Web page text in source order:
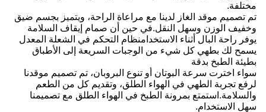
مختلفة.
تم تصميم موقد الغاز لدينا مع مراعاة الراحة، ويتميز بجسم ضيق
وخفيف الوزن وسهل النقل.في حين أن صمام إيقاف السلامة
يوفر راحة البال أثناء الاستخدامنظام التحكم في الشعلة المعدل
يسمح لك بطهي كل شيء من الوجبات السريعة إلى الأطباق
بطيئة الطبخ بدقة
سواء اخترت سرعة البوتان أو تنوع البروبان، تم تصميم موقدنا
لرفع تجربة الطهي في الهواء الطلق، وتقديم كل من الطعم
والسلامة.استمتع بمرونة الطبخ في الهواء الطلق مع تصميمنا
سهل الاستخدام.